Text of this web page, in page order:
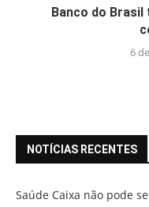
Banco do
6
NOTÍCIAS RECENTES
Saúde Caixa não pode